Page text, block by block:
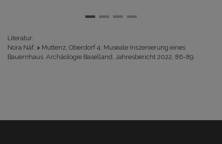
Literatur:
Nora Näf, > Muttenz, Oberdorf 4: Museale Inszenierung eines
Bauernhaus . Archäologie Baselland, Jahresbericht 2022, 86-89.